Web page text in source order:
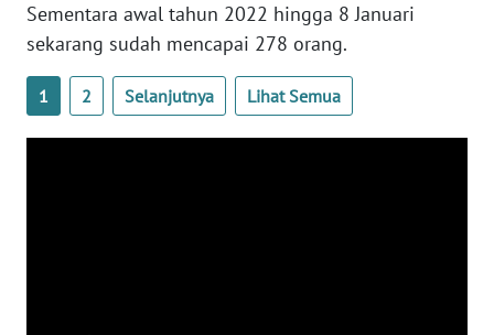
Sementara awal tahun 2022 hingga 8 Januari
sekarang sudah mencapai 278 orang.
1 2 Selanjutnya Lihat Semua
SULTRA
WN